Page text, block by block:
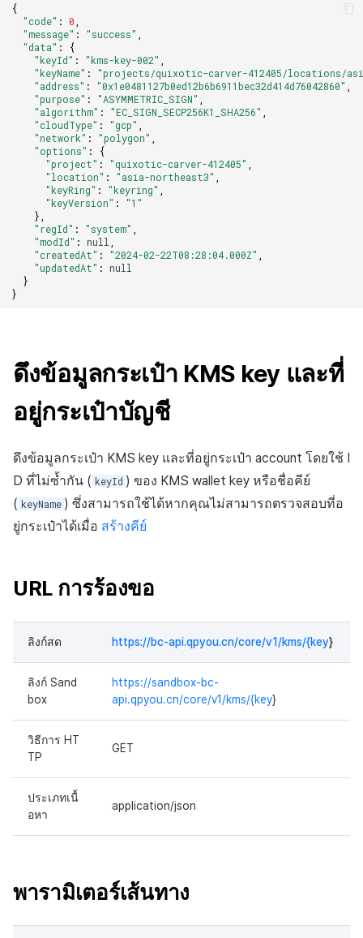
{
"code" : 0
"message" : "success"
"data" :
{
"keyId" : "kms-key-002"
"keyName" :
"projects/quixotic-carver-412405/locations/
"address" : "0x1e0481127b0ed12b6b6911bec32d414d76042860"
"purpose" : "ASYMMETRIC_SIGN"
"algorithm" : "EC_SIGN_SECP256K1_SHA256"
"cloudType" : "gcp"
"network" : "polygon"
"options" :
{
"project" : "quixotic-carver-412405"
"location" : "asia-northeast3"
"keyRing" : "keyring"
"keyVersion" :
"1"
},
"regId" : "system"
"modId" : null
"createdAt" : "2024-02-22T08:28:04.000Z"
"updatedAt" : null
}
}
ดึงข้อมูลกระเป๋า KMS key และที่
อยู่กระเป๋าบัญชี
ดึงข้อมูลกระเป๋า KMS key และที่อยู่กระเป๋า account โดยใช้ I
D ที่ไม่ซ้ำกัน ( keyId ) ของ KMS wallet key หรือชื่อคีย์
( keyName ) ซึ่งสามารถใช้ได้หากคุณไม่สามารถตรวจสอบที่อ
ยู่กระเป๋าได้เมื่อ สร้างคีย์
URL การร้องขอ
ลิงก์สด https://bc-api.qpyou.cn/core/v1/kms/{key}
ลิงก์ Sand
box
https://sandbox-bc-
api.qpyou.cn/core/v1/kms/{key}
วิธีการ HT
TP
GET
ประเภทเนื้
อหา
application/json
พารามิเตอร์เส้นทาง